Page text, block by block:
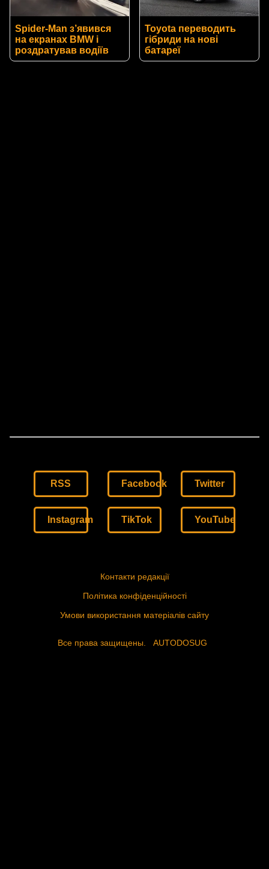
Spider-Man з’явився
на екранах BMW і
роздратував водіїв
Toyota переводить
гібриди на нові
батареї
RSS Facebook Twitter
Instagram TikTok YouTube
Контакти редакції
Політика конфіденційності
Умови використання матеріалів сайту
Все права защищены. AUTODOSUG